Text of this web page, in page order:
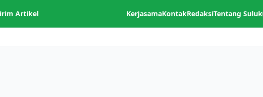
Artikel KerjasamaKontakRedaksiTentang Suluk